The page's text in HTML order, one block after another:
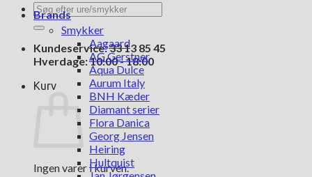
Søg
efter:
Kundeservice: 33 13 85 45
Hverdage: 10:00 - 18:00
Kurv
Ingen varer i kurven.
Brands
Smykker
Aagaard
AG Gerstner
Aqua Dulce
Aurum Italy
BNH Kæder
Diamant serier
Flora Danica
Georg Jensen
Heiring
Hultquist